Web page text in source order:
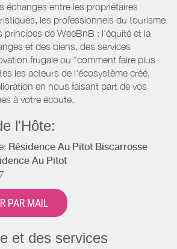
échanges entre les propriétaires
les professionnels du tourisme
principes de WeeBnB : l'équité et la
et des biens, des services
frugale ou "comment faire plus
les acteurs de l'écosystème créé,
en nous faisant part de vos
à votre écoute.
l'Hôte:
Résidence Au Pitot Biscarrosse
Au Pitot
PAR MAIL
et des services